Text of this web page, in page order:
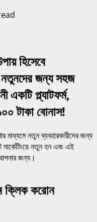
হিসেবে
নতুনদের জন্য সহজ
প্ল্যাটফর্ম,
টাকা বোনাস!
মাধ্যমে নতুন ব্যবহারকারীদের জন্য
নতুন হন এবং এই
জন্য।
ক্লিক করোন